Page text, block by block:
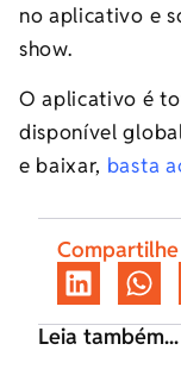
no aplicativo e
show.
O aplicativo é
disponível
e baixar, basta
Compartilhe
Leia também...